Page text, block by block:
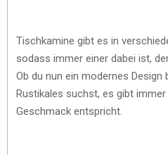
Tischkamine gibt es in
sodass immer einer dabei ist,
Ob du nun ein modernes
Rustikales suchst, es gibt
Geschmack entspricht.